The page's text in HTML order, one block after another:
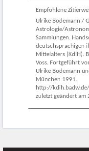
Empfohlene
Ulrike Bodemann /
Astrologie/
Sammlungen.
deutschsprachigen
Mittelalters (KdiH).
Voss. Fortgeführt
Ulrike Bodemann
München 1991.
http://
zuletzt geändert am